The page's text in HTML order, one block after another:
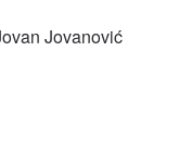
Jovanović